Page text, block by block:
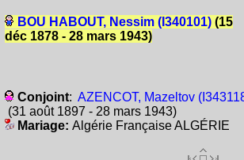
BOU HABOUT, Nessim (I340101)(15
déc 1878 - 28 mars 1943)
Conjoint: AZENCOT, Mazeltov
(31 août 1897 - 28 mars 1943)
Mariage: Algérie Française ALGÉRIE